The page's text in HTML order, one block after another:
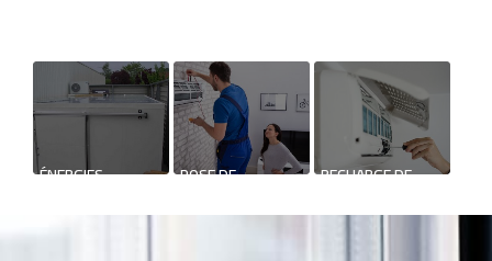
ÉNERGIES POSE DE
BASSE
TEMPÉRATURE
RECHARGE DE
MAISON